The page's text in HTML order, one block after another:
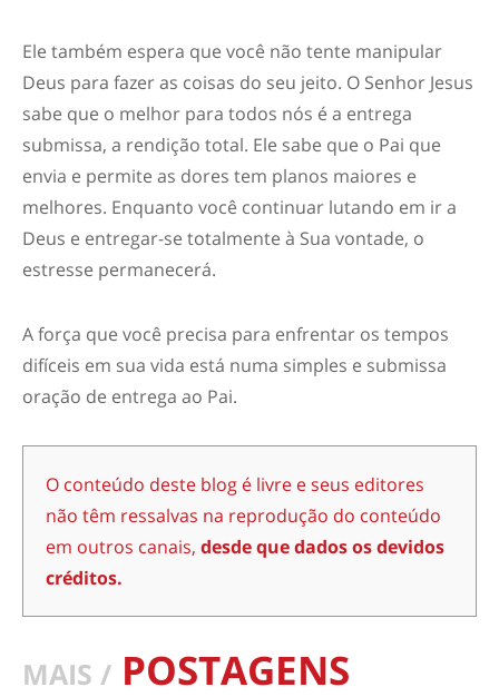
Ele também espera que você não tente manipular
Deus para fazer as coisas do seu jeito. O Senhor Jesus
sabe que o melhor para todos nós é a entrega
submissa, a rendição total. Ele sabe que o Pai que
envia e permite as dores tem planos maiores e
melhores. Enquanto você continuar lutando em ir a
Deus e entregar-se totalmente à Sua vontade, o
estresse permanecerá.
A força que você precisa para enfrentar os tempos
difíceis em sua vida está numa simples e submissa
oração de entrega ao Pai.
O conteúdo deste blog é livre e seus editores
não têm ressalvas na reprodução do conteúdo
em outros canais, desde que dados os devidos
créditos.
MAIS / POSTAGENS